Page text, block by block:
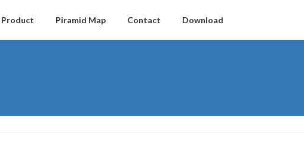
Product Piramid Map Contact Download